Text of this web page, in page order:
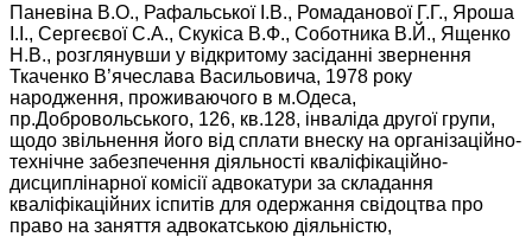
Паневіна В.О., Рафальської І.В., Ромаданової Г.Г., Яроша
І.І., Сергеєвої С.А., Скукіса В.Ф., Соботника В.Й., Ященко
Н.В., розглянувши у відкритому засіданні звернення
Ткаченко В’ячеслава Васильовича, 1978 року
народження, проживаючого в м.Одеса,
пр.Добровольського, 126, кв.128, інваліда другої групи,
щодо звільнення його від сплати внеску на організаційно-
технічне забезпечення діяльності кваліфікаційно-
дисциплінарної комісії адвокатури за складання
кваліфікаційних іспитів для одержання свідоцтва про
право на заняття адвокатською діяльністю,